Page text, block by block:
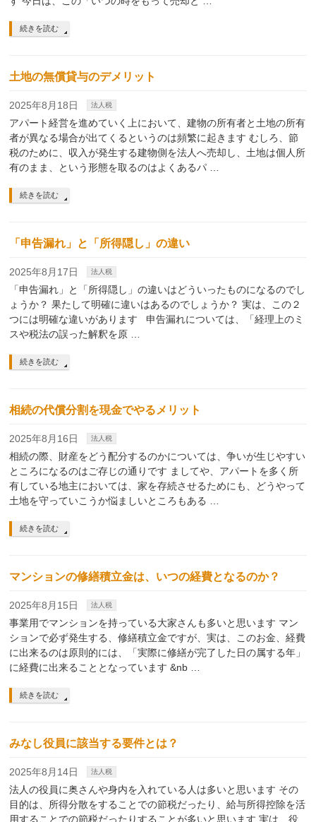
続きを読む
土地の無償貸与のデメリット
2025年8月18日 法人税
アパート経営を進めていく上において、建物の所有者と土地の所有
者が異なる場合が出てくるというのは頻繁に起きます むしろ、節
税のために、収入が発生する建物側を法人へ売却し、土地は個人所
有のまま、という形態を取るのはよくあるパ …
続きを読む
「申告漏れ」と「所得隠し」の違い
2025年8月17日 法人税
「申告漏れ」と「所得隠し」の違いはどういったものになるのでし
ょうか？ 果たして明確に違いはあるのでしょうか？ 実は、この２
つには明確な違いがあります 申告漏れについては、「経理上のミ
スや税法の誤った解釈を原 …
続きを読む
相続の代償分割を現金でやるメリット
2025年8月16日 法人税
相続の際、財産をどう配分するのかについては、争いが生じやすい
ところになるのはご存じの通りです ましてや、アパートを多く所
有している地主においては、家を存続させるためにも、どうやって
土地を守っていこうか悩ましいところもある …
続きを読む
マンションの修繕積立金は、いつの経費となるのか？
2025年8月15日 法人税
事業用でマンションを持っている大家さんも多いと思います マン
ションで必ず発生する、修繕積立金ですが、実は、このお金、経費
に出来るのは原則的には、「実際に修繕が完了した日の属する年」
に経費に出来ることとなっています &nb …
続きを読む
みなし役員に該当する要件とは？
2025年8月14日 法人税
法人の役員に奥さんや身内を入れている人は多いと思います その
目的は、所得分散をすることでの節税だったり、給与所得控除を活
用することでの節税だったりすることが多いと思います 実は、役